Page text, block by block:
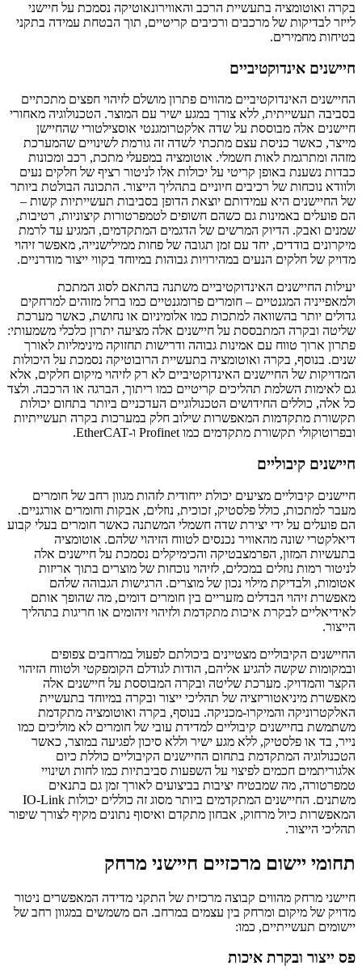
בקרה ואוטומציה בתעשיית הרכב והאווירונאוטיקה נסמכת על חיישני
לייזר לבדיקות של מרכבים ורכיבים קריטיים, תוך הבטחת עמידה בתקני
בטיחות מחמירים.
חיישנים אינדוקטיביים
החיישנים האינדוקטיביים מהווים פתרון מושלם לזיהוי חפצים מתכתיים
בסביבה תעשייתית, ללא צורך במגע ישיר עם המוצר. הטכנולוגיה מאחורי
חיישנים אלה מבוססת על שדה אלקטרומגנטי אוסצילטורי שהחיישן
מייצר, כאשר כניסת עצם מתכתי לשדה זה גורמת לשינויים שהמערכת
מזהה ומתרגמת לאות חשמלי. אוטומציה במפעלי מתכת, רכב ומכונות
כבדות נשענת באופן קריטי על יכולות אלו לניטור רציף של חלקים נעים
ולוודא נוכחות של רכיבים חיוניים בתהליך הייצור. התכונה הבולטת ביותר
של החיישנים היא עמידותם יוצאת הדופן בסביבות תעשייתיות קשות –
הם פועלים באמינות גם כשהם חשופים לטמפרטורות קיצוניות, רטיבות,
שמנים ואבק. הדיוק המרשים של הדגמים המתקדמים, המגיע עד לרמת
מיקרונים בודדים, יחד עם זמן תגובה של פחות ממילישנייה, מאפשר זיהוי
מדויק של חלקים הנעים במהירויות גבוהות במיוחד בקווי ייצור מודרניים.
יעילות החיישנים האינדוקטיביים משתנה בהתאם לסוג המתכת
ולמאפייניה המגנטיים – חומרים פרומגנטיים כמו ברזל מזוהים למרחקים
גדולים יותר בהשוואה למתכות כמו אלומיניום או נחושת, כאשר מערכת
שליטה ובקרה המתבססת על חיישנים אלה מציעה יתרון כלכלי משמעותי:
פתרון ארוך טווח עם אמינות גבוהה ודרישות תחזוקה מינימליות לאורך
שנים. בנוסף, בקרה ואוטומציה בתעשיית הרובוטיקה נסמכת על היכולות
המדויקות של החיישנים האינדוקטיביים לא רק לזיהוי מיקום חלקים, אלא
גם לאימות השלמת תהליכים קריטיים כמו ריתוך, הברגה או הרכבה. ולצד
כל אלה, כוללים החידושים הטכנולוגיים העדכניים ביותר בתחום יכולות
תקשורת מתקדמות המאפשרות שילוב חלק במערכות בקרה תעשייתיות
ובפרוטוקולי תקשורת מתקדמים כמו Profinet ו-EtherCAT.
חיישנים קיבוליים
חיישנים קיבוליים מציעים יכולת ייחודית לזהות מגוון רחב של חומרים
מעבר למתכות, כולל פלסטיק, זכוכית, נוזלים, אבקות וחומרים אורגניים.
הם פועלים על ידי יצירת שדה חשמלי המשתנה כאשר חומרים בעלי קבוע
דיאלקטרי שונה מהאוויר נכנסים לטווח הזיהוי שלהם. אוטומציה
בתעשיות המזון, הפרמצבטיקה והכימיקלים נסמכת על חיישנים אלה
לניטור רמות נוזלים במכלים, לזיהוי נוכחות של מוצרים בתוך אריזות
אטומות, ולבדיקת מילוי נכון של מוצרים. הרגישות הגבוהה שלהם
מאפשרת זיהוי הבדלים מזעריים בין חומרים דומים, מה שהופך אותם
לאידיאליים לבקרת איכות מתקדמת ולזיהוי זיהומים או חריגות בתהליך
הייצור.
החיישנים הקיבוליים מצטיינים ביכולתם לפעול במרחבים צפופים
ובמקומות שקשה להגיע אליהם, הודות לגודלם הקומפקטי ולטווח הזיהוי
הקצר והמדויק. מערכת שליטה ובקרה המבוססת על חיישנים אלה
מאפשרת מיניאטוריזציה של תהליכי ייצור ובקרה במיוחד בתעשיית
האלקטרוניקה והמיקרו-מכניקה. בנוסף, בקרה ואוטומציה מתקדמת
משתמשת בחיישנים קיבוליים למדידת עובי של חומרים לא מוליכים כמו
נייר, בד או פלסטיק, ללא מגע ישיר וללא סיכון לפגיעה במוצר, כאשר
הטכנולוגיה המתקדמת בתחום החיישנים הקיבוליים כוללת כיום
אלגוריתמים חכמים לפיצוי על השפעות סביבתיות כמו לחות ושינויי
טמפרטורה, מה שמבטיח יציבות בביצועים לאורך זמן גם בתנאים
משתנים. החיישנים המתקדמים ביותר מסוג זה כוללים יכולות IO-Link
המאפשרות כיול מרחוק, אבחון מתקדם ואיסוף נתונים מקיף לצורך שיפור
תהליכי הייצור.
תחומי יישום מרכזיים חיישני מרחק
חיישני מרחק מהווים קבוצה מרכזית של התקני מדידה המאפשרים ניטור
מדויק של מיקום ומרחק בין עצמים במרחב. הם משמשים במגוון רחב של
יישומים תעשייתיים, כמו:
פס ייצור ובקרת איכות